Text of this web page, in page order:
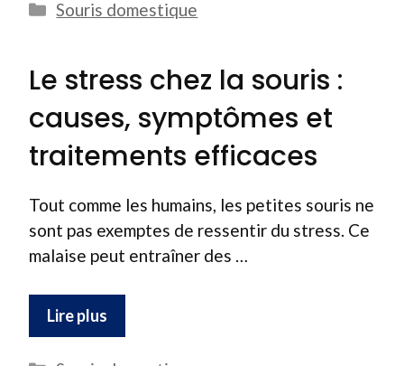
Catégories
Souris domestique
Le stress chez la souris :
causes, symptômes et
traitements efficaces
Tout comme les humains, les petites souris ne
sont pas exemptes de ressentir du stress. Ce
malaise peut entraîner des …
Lire plus